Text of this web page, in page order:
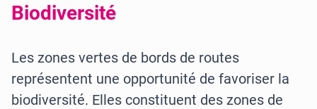
Biodiversité
Les zones vertes de bords de routes
représentent une opportunité de favoriser la
biodiversité. Elles constituent des zones de